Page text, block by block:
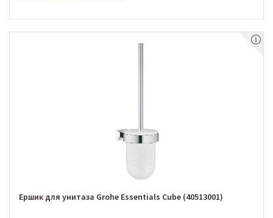
Ершик для унитаза Grohe Essentials Cube (40513001)